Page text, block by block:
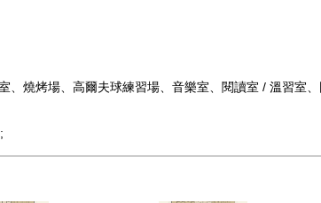
燒烤場、高爾夫球練習場、音樂室、閱讀室 / 溫習室